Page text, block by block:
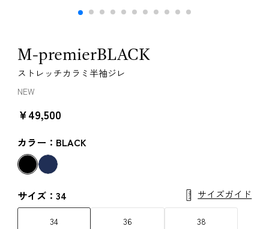
M-premierBLACK
ストレッチカラミ半袖ジレ
NEW
￥49,500
カラー：BLACK
サイズ：34 サイズガイド
34 36 38